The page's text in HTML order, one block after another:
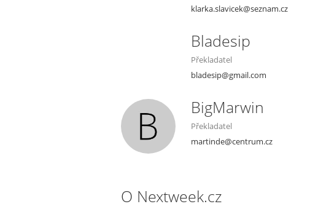
klarka.slavicek@seznam.cz
Bladesip
Překladatel
bladesip@gmail.com
BigMarwin
Překladatel
martinde@centrum.cz
O Nextweek.cz